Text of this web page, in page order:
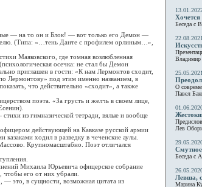
— на то он и Блок! — вот только его Демон —
(Типа: «…тень Данте с профилем орлиным…»,
Маяковского, где томная возлюбленная
осечка: не стал бы Демон
приглашен в гости: «К нам Лермонтов сходит,
Лермонтову» под этим именно названием, в
что действительно «сходит», а также
поэта. «За грусть и желчь в своем лице,
из гимназической тетради, вялые и вообще
действующей на Кавказе русской армии
ходил в разведку в чеченские аулы.
Крупномасштабно. Поэт отличался
Михаила Юрьевича офицерское собрание
чтобы его от них убрали.
это, в сущности, возможная цитата из
Хочется
Беседа с
22.08.2021
25.05.2021
О
Павел
Лев
Беседа с
Левша,
Марина